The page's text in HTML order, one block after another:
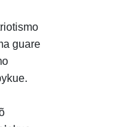
guare